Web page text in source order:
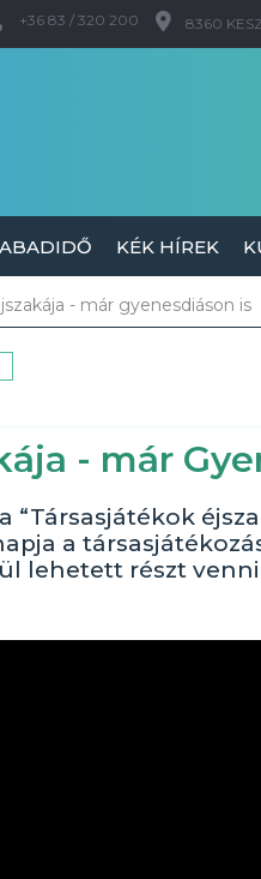
+36 83 / 320 200 8360
KÉK HÍREK
- már gyenesdiáson is
- már
“Társasjátékok
a
lehetett részt